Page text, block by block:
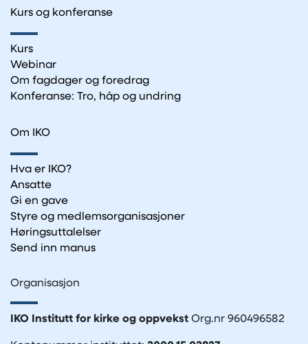
Kurs og konferanse
Kurs
Webinar
Om fagdager og foredrag
Konferanse: Tro, håp og undring
Om IKO
Hva er IKO?
Ansatte
Gi en gave
Styre og medlemsorganisasjoner
Høringsuttalelser
Send inn manus
Organisasjon
IKO Institutt for kirke og oppvekst Org.nr 960496582